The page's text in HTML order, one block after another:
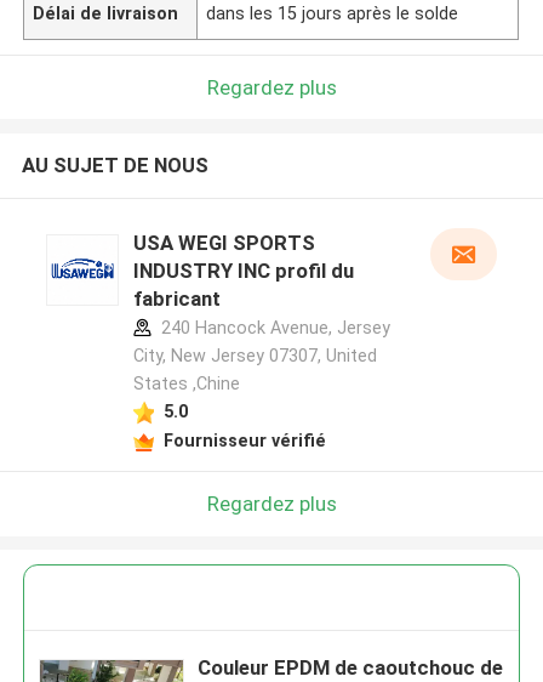
Délai de livraison dans les 15 jours après le solde
Regardez plus
AU SUJET DE NOUS
USA WEGI SPORTS
INDUSTRY INC profil du
fabricant
240 Hancock Avenue, Jersey
City, New Jersey 07307, United
States ,Chine
5.0
Fournisseur vérifié
Regardez plus
Couleur EPDM de caoutchouc de